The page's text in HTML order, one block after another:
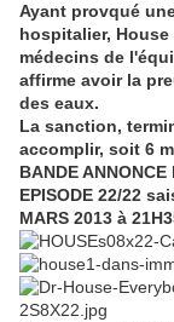
Ayant provqué
hospitalier,
médecins de
affirme avoir la
des eaux.
La sanction,
accomplir, soit 6
BANDE
EPISODE 22/22
MARS 2013 à